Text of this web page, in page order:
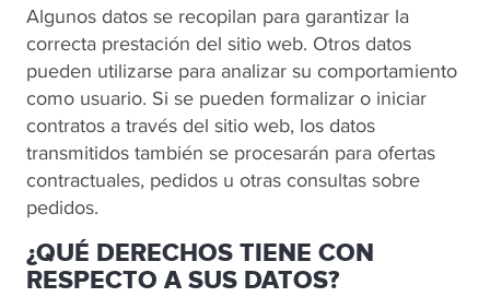
Algunos datos se recopilan para garantizar la
correcta prestación del sitio web. Otros datos
pueden utilizarse para analizar su comportamiento
como usuario. Si se pueden formalizar o iniciar
contratos a través del sitio web, los datos
transmitidos también se procesarán para ofertas
contractuales, pedidos u otras consultas sobre
pedidos.
¿QUÉ DERECHOS TIENE CON
RESPECTO A SUS DATOS?